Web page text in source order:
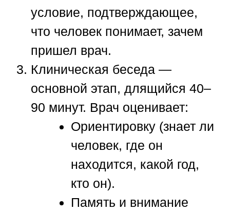
условие, подтверждающее,
что человек понимает, зачем
пришел врач.
Клиническая беседа —
основной этап, длящийся 40–
90 минут. Врач оценивает:
Ориентировку (знает ли
человек, где он
находится, какой год,
кто он).
Память и внимание